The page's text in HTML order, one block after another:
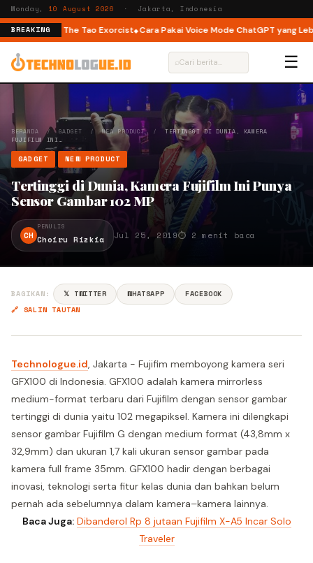
Monday, 10 August 2026 · Jakarta, Indonesia
BREAKING
hingga The Tao Exorcist Cara Pakai Voice Mode ChatGPT yang Lebih
⌕ ☰
BERANDA / GADGET /NEW PRODUCT/ TERTINGGI DI DUNIA, KAMERA
FUJIFILM INI…
GADGET NEW PRODUCT
Tertinggi di Dunia, Kamera Fujifilm Ini Punya
Sensor Gambar 102 MP
CH
PENULIS
Choiru Rizkia Jul 25, 2019⏱ 2 menit baca
BAGIKAN: 𝕏 TWITTER WHATSAPP
FACEBOOK
🔗 SALIN TAUTAN
Technologue.id, Jakarta - Fujifim memboyong kamera seri
GFX100 di Indonesia. GFX100 adalah kamera mirrorless
medium-format terbaru dari Fujifilm dengan sensor gambar
tertinggi di dunia yaitu 102 megapiksel. Kamera ini dilengkapi
sensor gambar Fujifilm G dengan medium format (43,8mm x
32,9mm) dan ukuran 1,7 kali ukuran sensor gambar pada
kamera full frame 35mm. GFX100 hadir dengan berbagai
inovasi, teknologi serta fitur kelas dunia dan bahkan belum
pernah ada sebelumnya dalam kamera–kamera lainnya.
Baca Juga: Dibanderol Rp 8 jutaan Fujifilm X-A5 Incar Solo
Traveler